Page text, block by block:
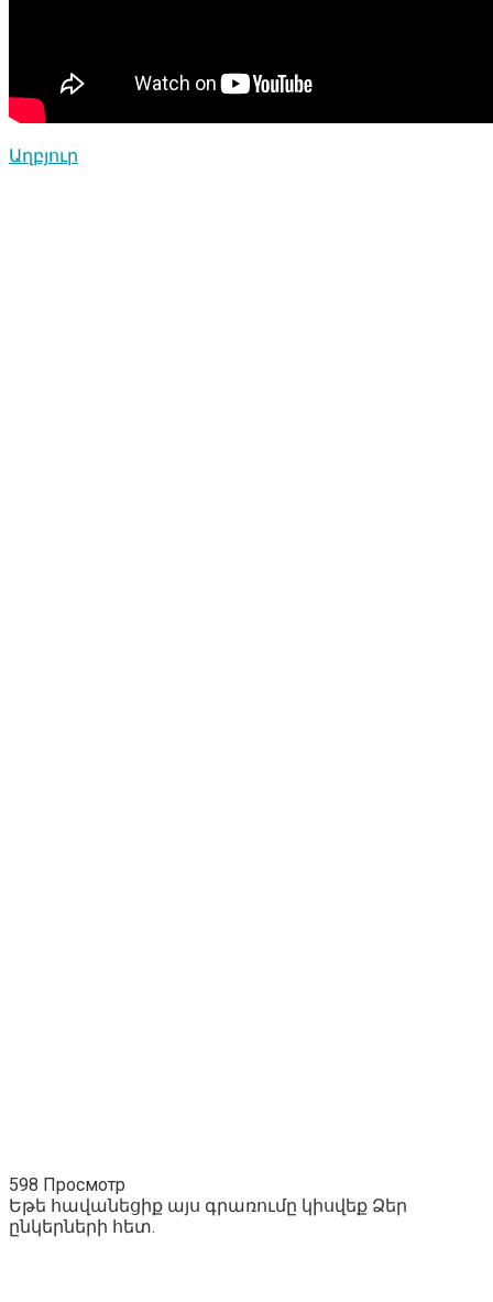
Աղբյուր
598 Просмотр
Եթե հավանեցիք այս գրառումը կիսվեք Ձեր
ընկերների հետ.